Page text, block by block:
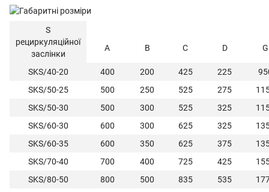
S
рециркуляційної
заслінки
А B C D G
SKS/40-20 400 200 425 225
SKS/50-25
500 250 525 275
SKS/50-30
500 300 525 325
SKS/60-30
600 300 625 325
SKS/60-35
600 350 625 375
SKS/70-40
700 400 725 425
SKS/80-50
800 500 835 535